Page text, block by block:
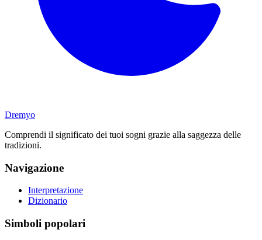
Dremyo
Comprendi il significato dei tuoi sogni grazie alla saggezza delle
tradizioni.
Navigazione
Interpretazione
Dizionario
Simboli popolari